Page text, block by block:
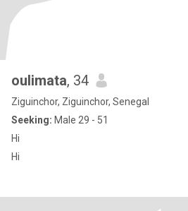
oulimata, 34
Ziguinchor, Ziguinchor, Senegal
Seeking: Male 29 - 51
Hi
Hi